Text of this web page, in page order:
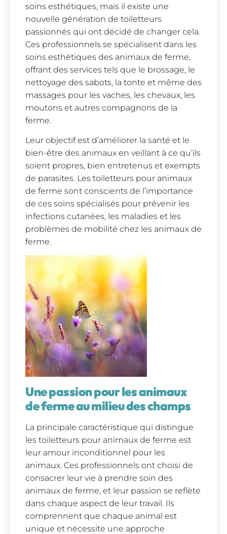
soins esthétiques, mais il existe une
nouvelle génération de toiletteurs
passionnés qui ont décidé de changer cela.
Ces professionnels se spécialisent dans les
soins esthétiques des animaux de ferme,
offrant des services tels que le brossage, le
nettoyage des sabots, la tonte et même des
massages pour les vaches, les chevaux, les
moutons et autres compagnons de la
ferme.
Leur objectif est d’améliorer la santé et le
bien-être des animaux en veillant à ce qu’ils
soient propres, bien entretenus et exempts
de parasites. Les toiletteurs pour animaux
de ferme sont conscients de l’importance
de ces soins spécialisés pour prévenir les
infections cutanées, les maladies et les
problèmes de mobilité chez les animaux de
ferme.
Une passion pour les animaux
de ferme au milieu des champs
La principale caractéristique qui distingue
les toiletteurs pour animaux de ferme est
leur amour inconditionnel pour les
animaux. Ces professionnels ont choisi de
consacrer leur vie à prendre soin des
animaux de ferme, et leur passion se reflète
dans chaque aspect de leur travail. Ils
comprennent que chaque animal est
unique et nécessite une approche